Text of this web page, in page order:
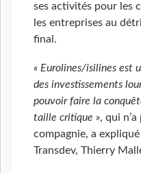
ses activités pour les
les entreprises au
final.
« Eurolines/isilines est
des investissements
pouvoir faire la
taille critique », qui
compagnie, a expliqué
Transdev, Thierry